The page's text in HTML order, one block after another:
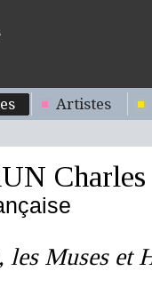
Artistes
Charles
Muses et